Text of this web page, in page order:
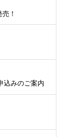
！
込みのご案内